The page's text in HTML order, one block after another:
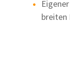
breiten